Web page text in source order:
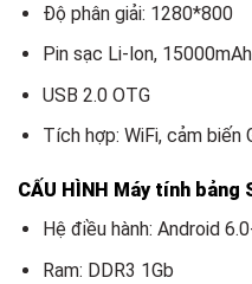
Độ phân giải: 1280*800
Pin sạc Li-lon, 15000mAh
USB 2.0 OTG
Tích hợp: WiFi, cảm biến
CẤU HÌNH Máy tính bảng
Hệ điều hành: Android
Ram: DDR3 1Gb